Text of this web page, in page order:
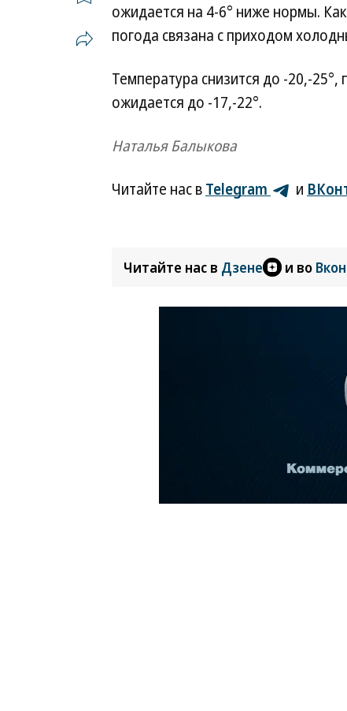
ожидается на 4-6° ниже нормы.
погода связана с приходом
Температура снизится до -20,-
ожидается до -17,-22°.
Наталья Балыкова
Читайте нас вTelegram и
Читайте нас в Дзене и во